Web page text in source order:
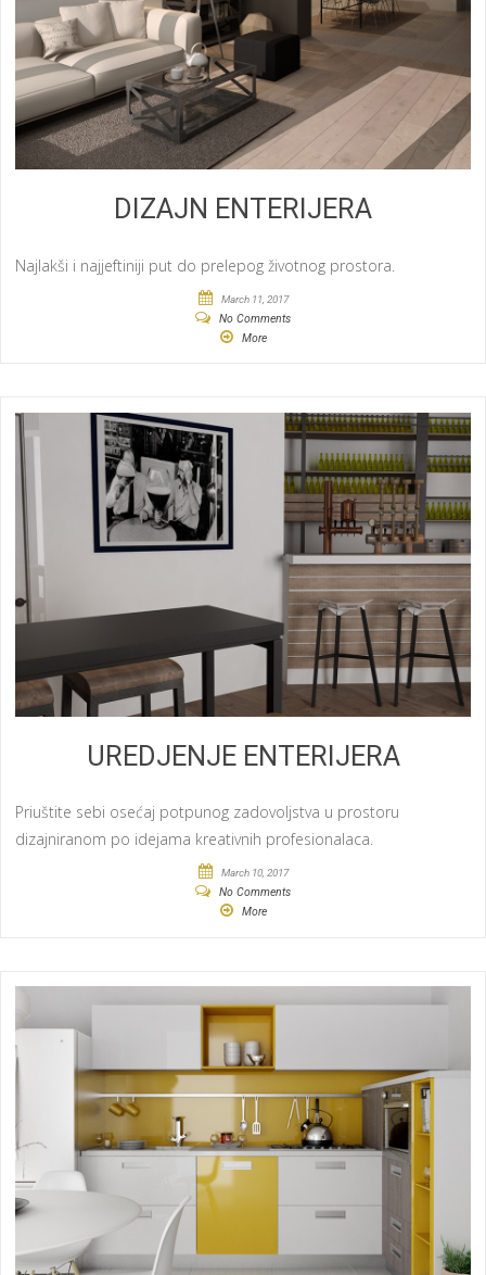
DIZAJN ENTERIJERA
Najlakši i najjeftiniji put do prelepog životnog prostora.
March 11, 2017
No Comments
More
UREDJENJE ENTERIJERA
Priuštite sebi osećaj potpunog zadovoljstva u prostoru
dizajniranom po idejama kreativnih profesionalaca.
March 10, 2017
No Comments
More